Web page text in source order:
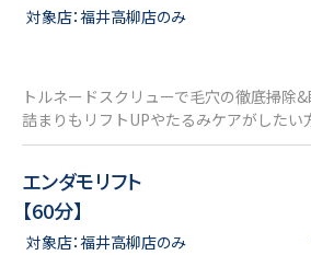
対象店：福井高柳店のみ
トルネードスクリューで毛穴の徹底掃除
詰まりもリフトUPやたるみケアがしたい
エンダモリフト
【60分】
対象店：福井高柳店のみ